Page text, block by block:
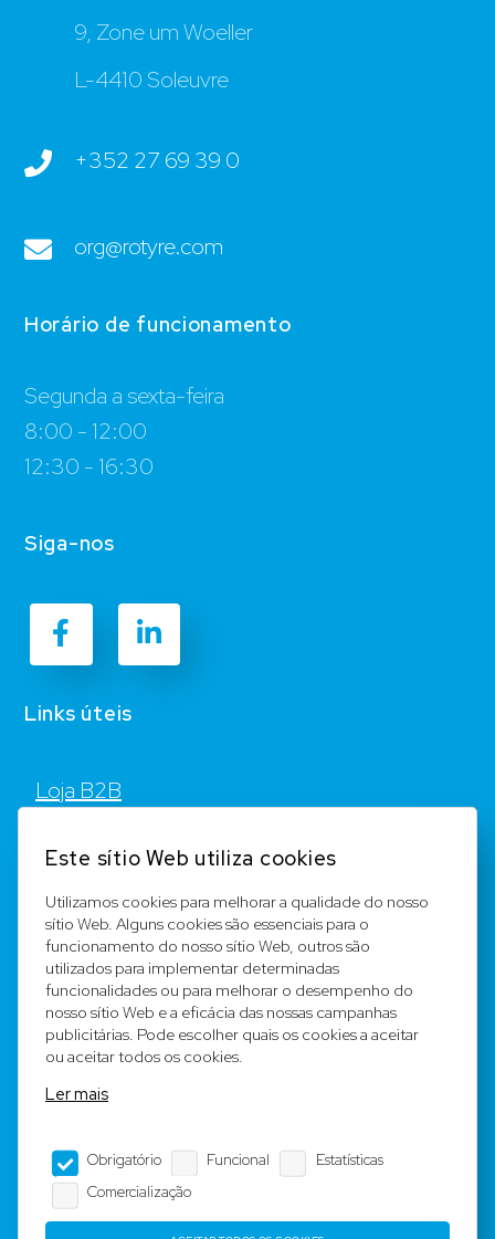
9, Zone um Woeller
L-4410 Soleuvre
+352 27 69 39 0
org@rotyre.com
Horário de funcionamento
Segunda a sexta-feira
8:00 - 12:00
12:30 - 16:30
Siga-nos
Links úteis
Loja B2B
Registar
Equipa
Notícia legal
Editorial
Proteção de dados
Este sítio Web utiliza cookies
Utilizamos cookies para melhorar a qualidade do nosso
sítio Web. Alguns cookies são essenciais para o
funcionamento do nosso sítio Web, outros são
utilizados para implementar determinadas
funcionalidades ou para melhorar o desempenho do
nosso sítio Web e a eficácia das nossas campanhas
publicitárias. Pode escolher quais os cookies a aceitar
ou aceitar todos os cookies.
Ler mais
Obrigatório Funcional
Estatísticas
Comercialização